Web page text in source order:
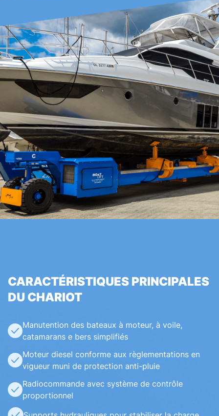
Manutention des bateaux à moteur, à voile,
catamarans e bers simplifiés
Moteur diesel conforme aux règlementations en
vigueur muni de protection anti-pluie
Radiocommande avec système de contrôle
proportionnel
CARACTÉRISTIQUES PRINCIPALES
DU CHARIOT